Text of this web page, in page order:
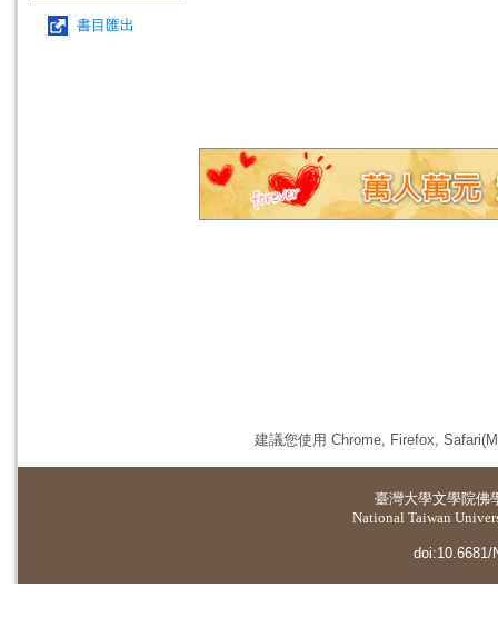
書目匯出
建議您使用 Chrome, Firefox,
臺灣大學文學院佛
National Taiwan
doi:10.6681/